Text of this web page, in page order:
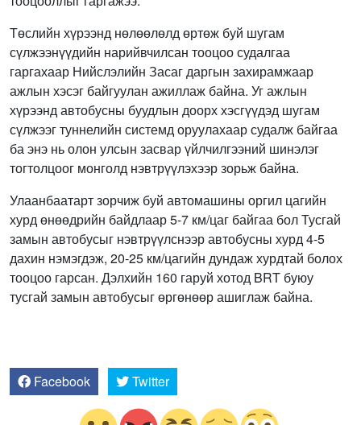
Төслийн хүрээнд нөлөөлөлд өртөж буй шугам
сүлжээнүүдийн нарийвчилсан тооцоо судалгаа
гаргахаар Нийслэлийн Засаг даргын захирамжаар
ажлын хэсэг байгуулан ажиллаж байна. Уг ажлын
хүрээнд автобусны буудлын доорх хэсгүүдэд шугам
сүлжээг туннелийн системд оруулахаар судалж байгаа
ба энэ нь олон улсын засвар үйлчилгээний шинэлэг
тогтолцоог монголд нэвтрүүлэхээр зорьж байна.
Улаанбаатарт зорчиж буй автомашины оргил цагийн
хурд өнөөдрийн байдлаар 5-7 км/цаг байгаа бол Тусгай
замын автобусыг нэвтрүүлснээр автобусны хурд 4-5
дахин нэмэгдэж, 20-25 км/цагийн дундаж хурдтай болох
тооцоо гарсан. Дэлхийн 160 гаруй хотод BRT буюу
тусгай замын автобусыг өргөнөөр ашиглаж байна.
Facebook Twitter